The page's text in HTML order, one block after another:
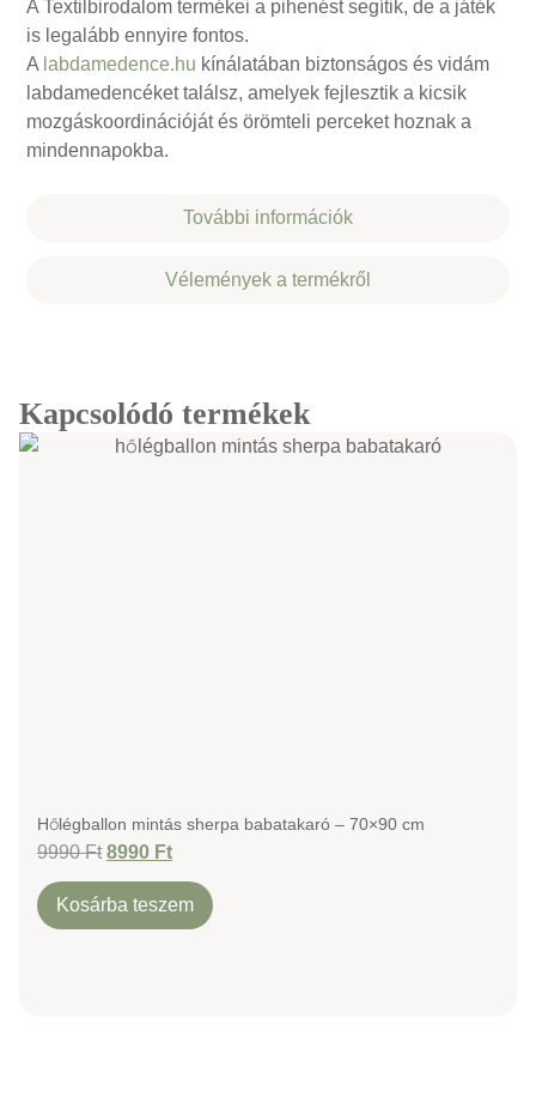
További információk
Vélemények a termékről
A Textilbirodalom termékei a pihenést segítik, de a játék
is legalább ennyire fontos.
A labdamedence.hu kínálatában biztonságos és vidám
labdamedencéket találsz, amelyek fejlesztik a kicsik
mozgáskoordinációját és örömteli perceket hoznak a
mindennapokba.
Kapcsolódó termékek
Hőlégballon mintás sherpa babatakaró – 70×90 cm
9990Ft 8990 Ft
Kosárba teszem